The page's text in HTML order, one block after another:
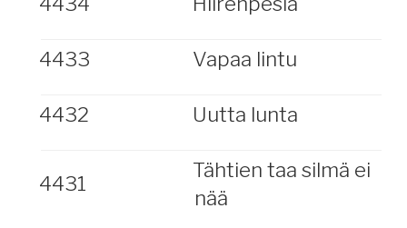
4433 Vapaa lintu
4432 Uutta lunta
4431
Tähtien taa silmä ei
nää